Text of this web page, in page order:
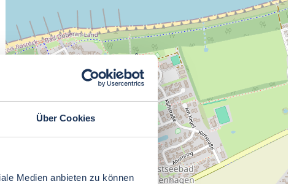
Über Cookies
Medien anbieten zu können